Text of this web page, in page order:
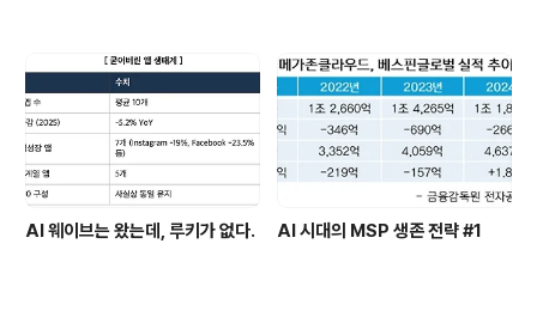
AI 웨이브는 왔는데, 루키가 없다. AI 시대의 MSP 생존 전략 #1